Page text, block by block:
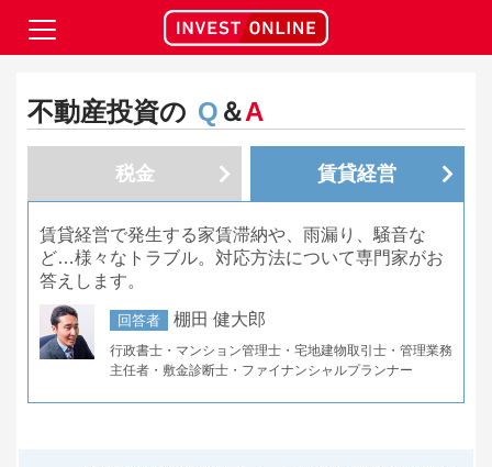
不動産投資の Q ＆A
税金 賃貸経営
賃貸経営で発生する家賃滞納や、雨漏り、騒音な
ど…様々なトラブル。対応方法について専門家がお
答えします。
回答者 棚田 健大郎
行政書士・マンション管理士・宅地建物取引士・管理業務
主任者・敷金診断士・ファイナンシャルプランナー